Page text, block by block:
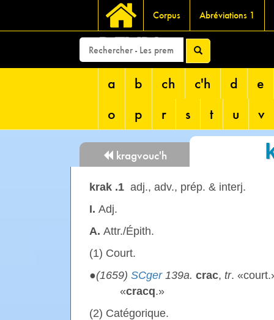
Corpus Abréviations 1
DEVRI
a b ch c'h d
e
o
p r s t u v
kragvouc'h
krak .1 adj., adv., prép. & interj.
I. Adj.
A. Attr./Épith.
(1) Court.
●(1659) SCger139a. crac, tr.
«cracq.»
(2) Catégorique.